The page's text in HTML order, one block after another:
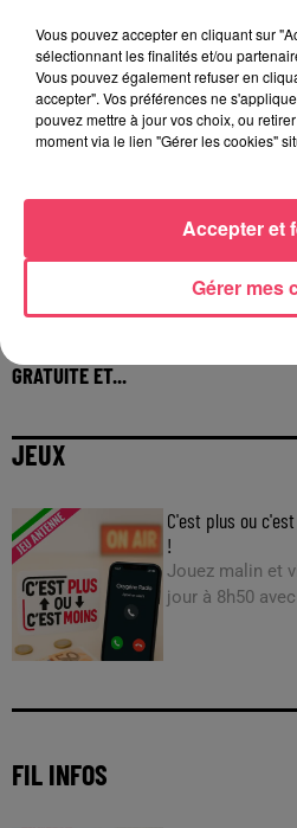
GRATUITE ET...
JEUX
C'est plus ou
!
Jouez malin et
jour à 8h50
FIL INFOS
Vous pouvez accepter en cliquant sur
sélectionnant les finalités et/ou
Vous pouvez également refuser en
accepter". Vos préférences ne
pouvez mettre à jour vos choix, ou
moment via le lien "Gérer les cookies"
Gérer mes
Accepter et